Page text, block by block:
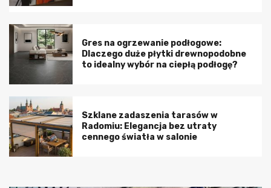
Gres na ogrzewanie podłogowe:
Dlaczego duże płytki drewnopodobne
to idealny wybór na ciepłą podłogę?
Szklane zadaszenia tarasów w
Radomiu: Elegancja bez utraty
cennego światła w salonie